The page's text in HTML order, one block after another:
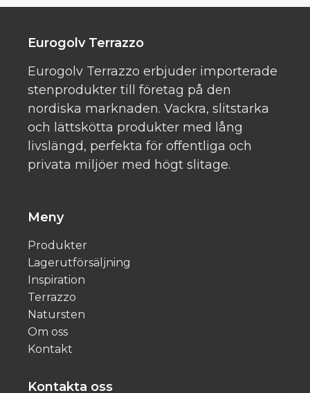
Eurogolv Terrazzo
Eurogolv Terrazzo erbjuder importerade
stenprodukter till företag på den
nordiska marknaden. Vackra, slitstarka
och lättskötta produkter med lång
livslängd, perfekta för offentliga och
privata miljöer med högt slitage.
Meny
Produkter
Lagerutförsäljning
Inspiration
Terrazzo
Natursten
Om oss
Kontakt
Kontakta oss